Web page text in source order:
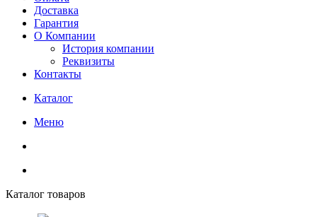
Доставка
Гарантия
О Компании
История компании
Реквизиты
Контакты
Каталог
Меню
Каталог товаров